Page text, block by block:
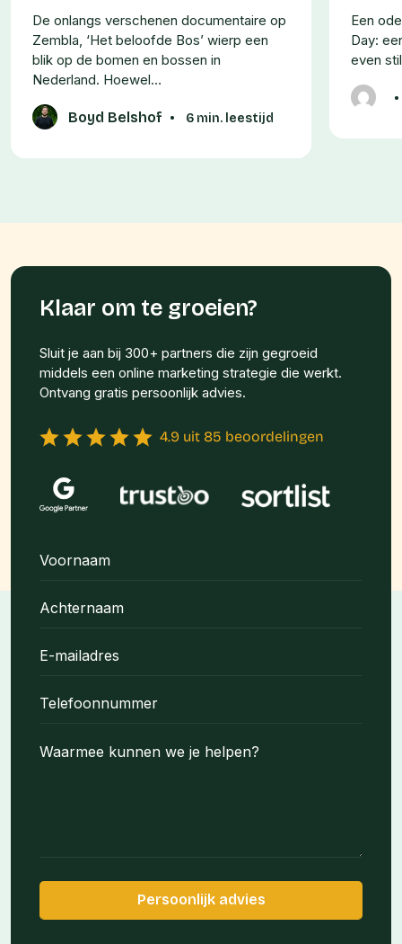
De onlangs verschenen documentaire op
Zembla, ‘Het beloofde Bos’ wierp een
blik op de bomen en bossen in
Nederland. Hoewel…
Boyd Belshof • 6 min. leestijd
Een
Day:
even
•
Klaar om te groeien?
Sluit je aan bij 300+ partners die zijn gegroeid
middels een online marketing strategie die werkt.
Ontvang gratis persoonlijk advies.
4.9 uit 85 beoordelingen